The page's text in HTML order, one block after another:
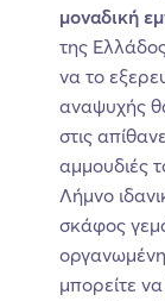
μοναδική
της
να το
αναψυχής
στις
αμμουδιές
Λήμνο
σκάφος
μπορείτε